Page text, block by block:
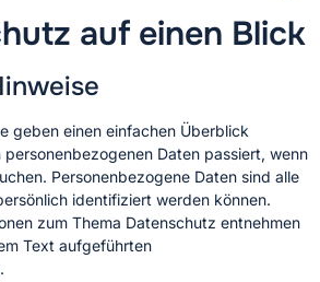
auf einen Blick
geben einen einfachen Überblick
Daten passiert, wenn
Personenbezogene Daten sind alle
identifiziert werden können.
zum Thema Datenschutz entnehmen
Text aufgeführten